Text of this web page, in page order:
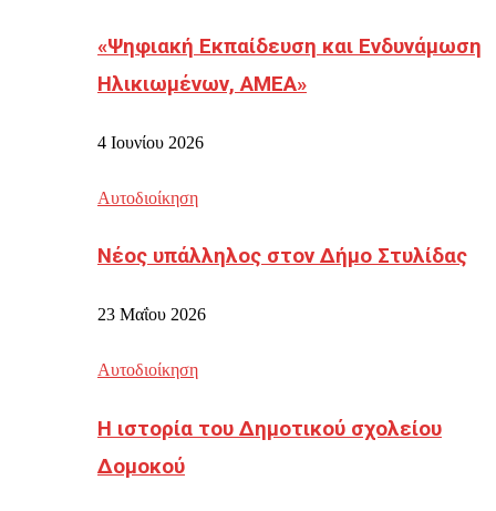
«Ψηφιακή Εκπαίδευση και Ενδυνάμωση
Ηλικιωμένων, ΑΜΕΑ»
4 Ιουνίου 2026
Αυτοδιοίκηση
Νέος υπάλληλος στον Δήμο Στυλίδας
23 Μαΐου 2026
Αυτοδιοίκηση
Η ιστορία του Δημοτικού σχολείου
Δομοκού